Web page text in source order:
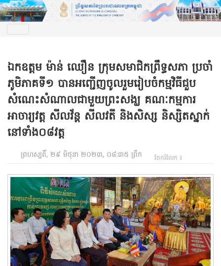
ឯកឧត្តម ម៉ាន់ ឈឿន ក្រុមសមាជិកព្រឹទ្ធសភា ប្រចាំ
ភូមិភាគទី១ បានអញ្ជើញចូលរួមរៀបចំកម្មវិធីជួប
សំណេះសំណាលជាមួយព្រះសង្ឃ គណៈកម្មការ
អាចារ្យវត្ត សីលវ័ន្ត សីលវតី និងសិស្ស និស្សិតស្នាក់
នៅទាំង០៨វត្ត
ព្រហស្បតិ៍, ២៩ មិថុនា ២០២៣, ០៨:៣៥ ព្រឹក ចែករំលែក ៖